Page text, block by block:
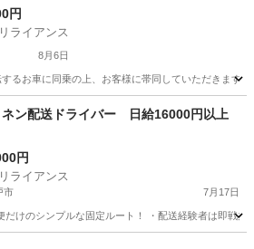
円
ライアンス
8月6日
するお車に同乗の上、お客様に帯同していただきま
介助
ネン配送ドライバー 日給16000円以上
円
ライアンス
市 7月17日
だけのシンプルな固定ルート！ ・配送経験者は即戦